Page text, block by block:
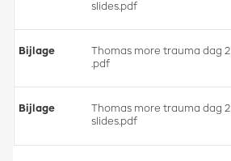
slides.pdf
Thomas more trauma dag
.pdf
Thomas more trauma dag
slides.pdf